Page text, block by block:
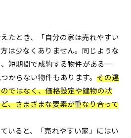
たとき、「自分の家は売れやすい
は少なくありません。同じような
短期間で成約する物件がある一
からない物件もあります。 その違
ではなく、価格設定や建物の状
、さまざまな要素が重なり合って
いると、「売れやすい家」にはい